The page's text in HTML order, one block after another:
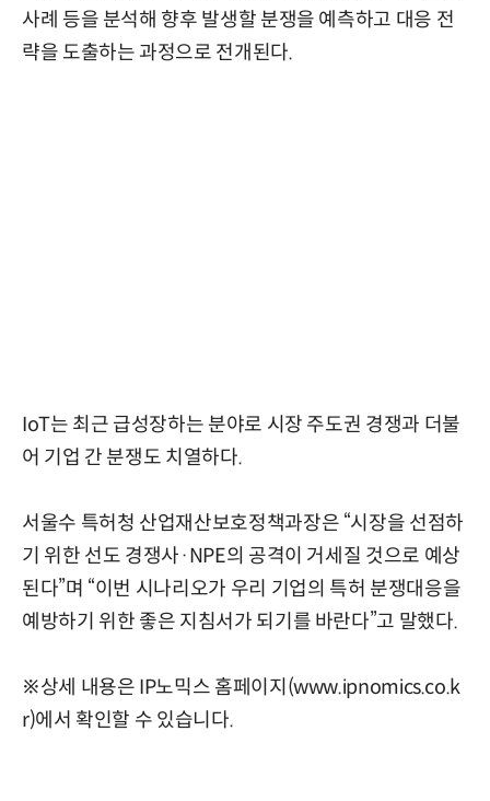
사례 등을 분석해 향후 발생할 분쟁을 예측하고 대응 전
략을 도출하는 과정으로 전개된다.
IoT는 최근 급성장하는 분야로 시장 주도권 경쟁과 더불
어 기업 간 분쟁도 치열하다.
서울수 특허청 산업재산보호정책과장은 “시장을 선점하
기 위한 선도 경쟁사·NPE의 공격이 거세질 것으로 예상
된다”며 “이번 시나리오가 우리 기업의 특허 분쟁대응을
예방하기 위한 좋은 지침서가 되기를 바란다”고 말했다.
※상세 내용은 IP노믹스 홈페이지(www.ipnomics.co.k
r)에서 확인할 수 있습니다.